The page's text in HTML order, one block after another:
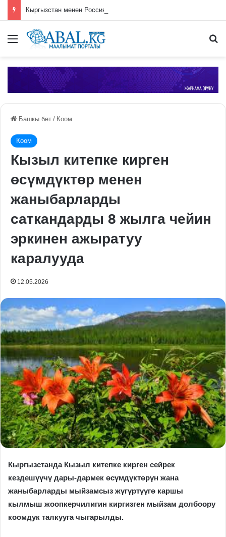
Меню
Башкы бет / Коом
Коом
Кызыл китепке кирген
өсүмдүктөр менен
жаныбарларды
саткандарды 8 жылга чейин
эркинен ажыратуу
каралууда
12.05.2026
Кыргызстанда Кызыл китепке кирген сейрек
кездешүүчү дары-дармек өсүмдүктөрүн жана
жаныбарларды мыйзамсыз жүгүртүүгө каршы
кылмыш жоопкерчилигин киргизген мыйзам долбоору
коомдук талкууга чыгарылды.